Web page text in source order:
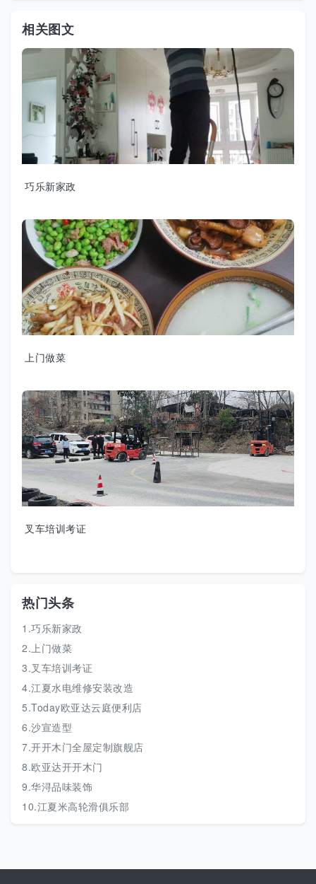
相关图文
巧乐新家政
上门做菜
叉车培训考证
热门头条
1.巧乐新家政
2.上门做菜
3.叉车培训考证
4.江夏水电维修安装改造
5.Today欧亚达云庭便利店
6.沙宣造型
7.开开木门全屋定制旗舰店
8.欧亚达开开木门
9.华浔品味装饰
10.江夏米高轮滑俱乐部